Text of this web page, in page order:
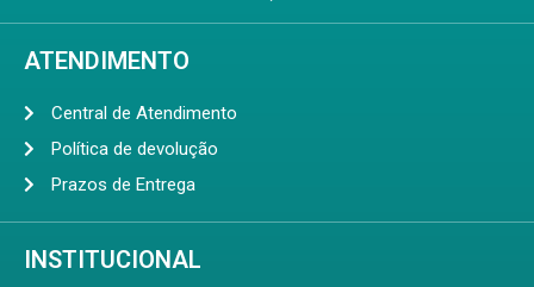
ATENDIMENTO
Central de Atendimento
Política de devolução
Prazos de Entrega
INSTITUCIONAL